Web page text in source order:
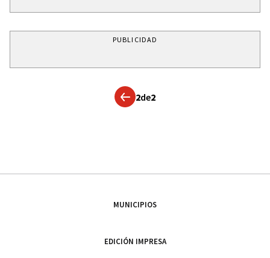
PUBLICIDAD
2de2
MUNICIPIOS
EDICIÓN IMPRESA